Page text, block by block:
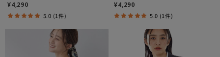
¥4,290
5.0 (1件)
¥4,290
5.0 (1件)